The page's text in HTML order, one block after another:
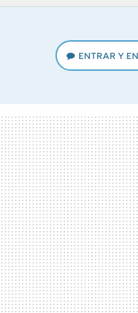
TWITTERFLIPBOARD
E-
WHATSAPP
ENTRAR Y